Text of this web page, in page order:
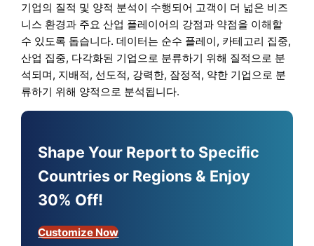
기업의 질적 및 양적 분석이 수행되어 고객이 더 넓은 비즈
니스 환경과 주요 산업 플레이어의 강점과 약점을 이해할
수 있도록 돕습니다. 데이터는 순수 플레이, 카테고리 집중,
산업 집중, 다각화된 기업으로 분류하기 위해 질적으로 분
석되며, 지배적, 선도적, 강력한, 잠정적, 약한 기업으로 분
류하기 위해 양적으로 분석됩니다.
Shape Your Report to Specific
Countries or Regions & Enjoy
30% Off!
Customize Now